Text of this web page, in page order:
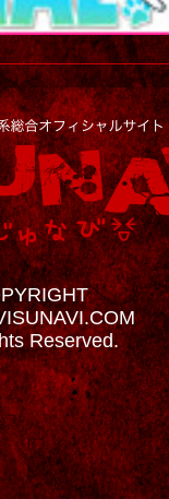
Reserved.